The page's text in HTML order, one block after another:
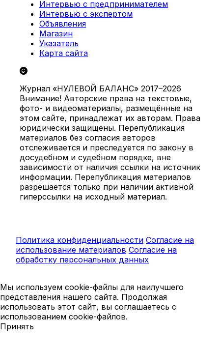
Интервью с предпринимателем
Интервью с экспертом
Объявления
Магазин
Указатель
Карта сайта
Журнал «НУЛЕВОЙ БАЛАНС» 2017–2026
Внимание! Авторские права на текстовые,
фото- и видеоматериалы, размещённые на
этом сайте, принадлежат их авторам. Права
юридически защищены. Перепубликация
материалов без согласия авторов
отслеживается и преследуется по закону в
досудебном и судебном порядке, вне
зависимости от наличия ссылки на источник
информации. Перепубликация материалов
разрешается только при наличии активной
гиперссылки на исходный материал.
Политика конфиденциальности Согласие на
использование материалов Согласие на
обработку персональных данных
Мы используем cookie-файлы для наилучшего
представления нашего сайта. Продолжая
использовать этот сайт, вы соглашаетесь с
использованием cookie-файлов.
Принять